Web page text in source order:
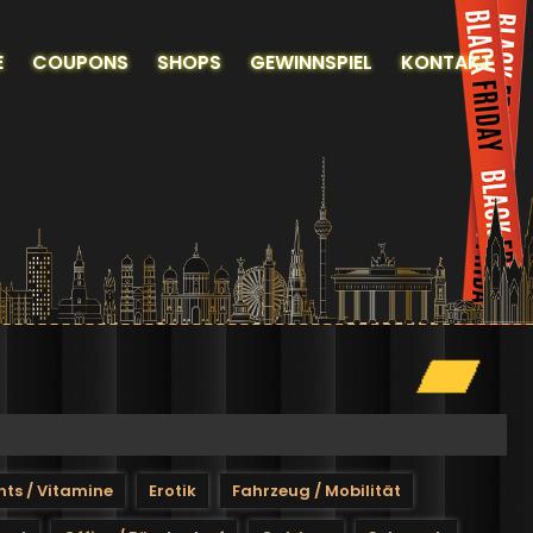
COUPONS SHOPS GEWINNSPIEL KONTAKT
/ Vitamine Erotik Fahrzeug / Mobilität